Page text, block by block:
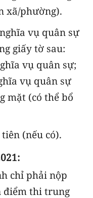
xã/phường).
vụ quân sự
giấy tờ sau:
vụ quân sự;
vụ quân sự
mặt (có thể bổ
(nếu có).
chỉ phải nộp
điểm thi trung